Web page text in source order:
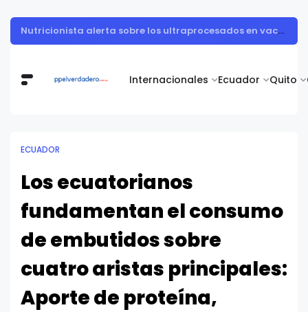
Internacionales Ecuador Quito
Muestra de arte contemporáneo reunió a cuerpo diplomático y artistas nacionales en la Academia Diplomática Galo Plaza
ECUADOR
Los ecuatorianos
fundamentan el consumo
de embutidos sobre
cuatro aristas principales:
Aporte de proteína,